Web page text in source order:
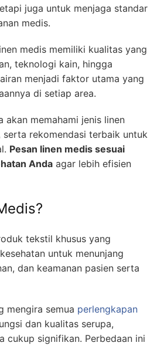
juga untuk menjaga standar
medis.
medis memiliki kualitas yang
teknologi kain, hingga
menjadi faktor utama yang
di setiap area.
akan memahami jenis linen
serta rekomendasi terbaik untuk
Pesan linen medis sesuai
Anda agar lebih efisien
tekstil khusus yang
untuk menunjang
dan keamanan pasien serta
mengira semua perlengkapan
dan kualitas serupa,
cukup signifikan. Perbedaan ini